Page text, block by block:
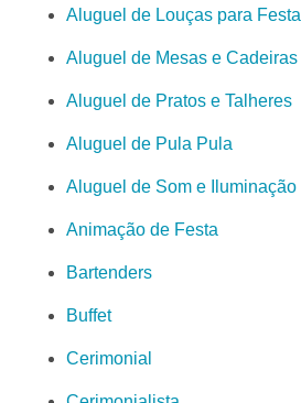
Aluguel de Louças para Festa
Aluguel de Mesas e Cadeiras
Aluguel de Pratos e Talheres
Aluguel de Pula Pula
Aluguel de Som e Iluminação
Animação de Festa
Bartenders
Buffet
Cerimonial